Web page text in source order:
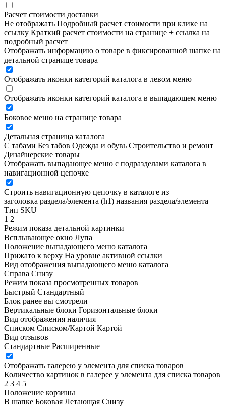
Расчет стоимости доставки
Не отображать Подробный расчет стоимости при клике на
ссылку Краткий расчет стоимости на странице + ссылка на
подробный расчет
Отображать информацию о товаре в фиксированной шапке на
детальной странице товара
Отображать иконки категорий каталога в левом меню
Отображать иконки категорий каталога в выпадающем меню
Боковое меню на странице товара
Детальная страница каталога
С табами Без табов Одежда и обувь Строительство и ремонт
Дизайнерские товары
Отображать выпадающее меню с подразделами каталога в
навигационной цепочке
Строить навигационную цепочку в каталоге из
заголовка раздела/элемента (h1) названия раздела/элемента
Тип SKU
1 2
Режим показа детальной картинки
Всплывающее окно Лупа
Положение выпадающего меню каталога
Прижато к верху На уровне активной ссылки
Вид отображения выпадающего меню каталога
Справа Снизу
Режим показа просмотренных товаров
Быстрый Стандартный
Блок ранее вы смотрели
Вертикальные блоки Горизонтальные блоки
Вид отображения наличия
Списком Списком/Картой Картой
Вид отзывов
Стандартные Расширенные
Отображать галерею у элемента для списка товаров
Количество картинок в галерее у элемента для списка товаров
2 3 4 5
Положение корзины
В шапке Боковая Летающая Снизу